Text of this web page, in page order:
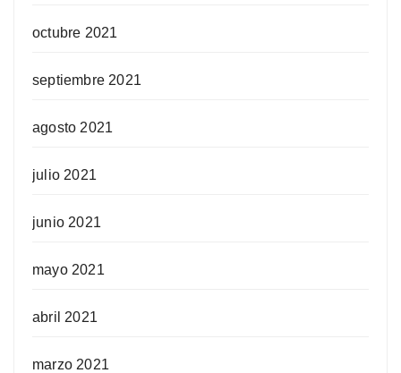
octubre 2021
septiembre 2021
agosto 2021
julio 2021
junio 2021
mayo 2021
abril 2021
marzo 2021